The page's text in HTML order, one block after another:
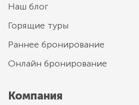
Наш блог
Горящие туры
Раннее бронирование
Онлайн бронирование
Компания